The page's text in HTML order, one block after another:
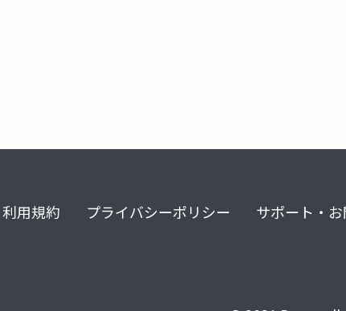
利用規約 プライバシーポリシー サポート・